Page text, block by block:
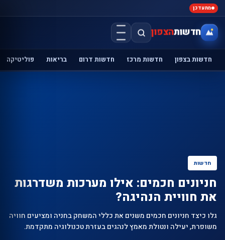
מתעדכן
חדשותהצפון
חדשות בצפון חדשות מרכז חדשות דרום בריאות פוליטיקה
חדשות
חניונים חכמים: אילו מערכות משדרגות
את חוויית הנהיגה?
גלו כיצד חניונים חכמים משנים את כללי המשחק בחניה ומציעים חוויה
משופרת, יעילה ונטולת מאמץ לנהגים בעזרת טכנולוגיה מתקדמת.